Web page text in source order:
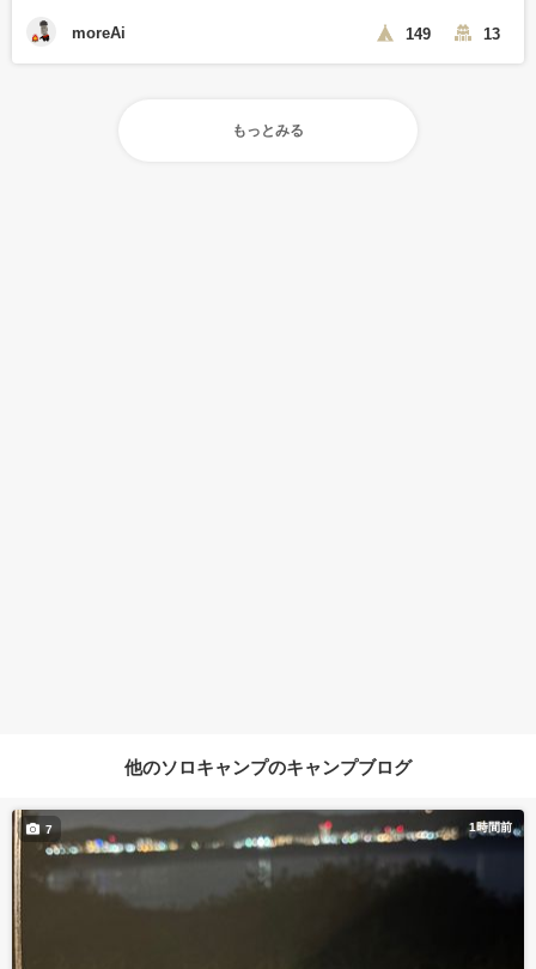
moreAi 149 13
もっとみる
他のソロキャンプのキャンプブログ
1時間前
7